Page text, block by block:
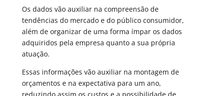
Os dados vão auxiliar na compreensão de
tendências do mercado e do público consumidor,
além de organizar de uma forma ímpar os dados
adquiridos pela empresa quanto a sua própria
atuação.
Essas informações vão auxiliar na montagem de
orçamentos e na expectativa para um ano,